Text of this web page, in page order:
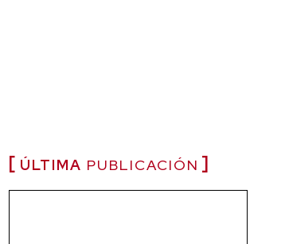
ÚLTIMA PUBLICACIÓN